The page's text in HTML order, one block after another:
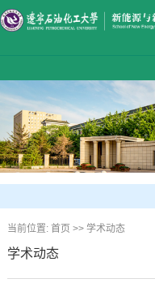
当前位置: 首页 >> 学术动态
学术动态